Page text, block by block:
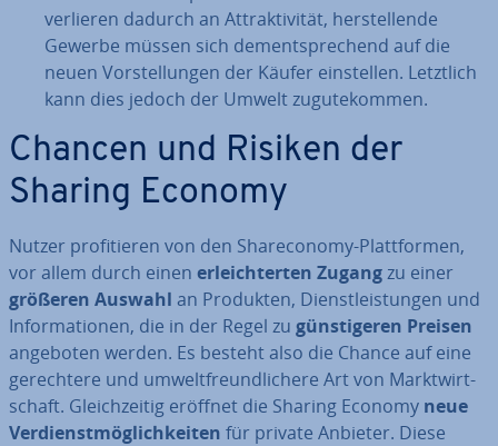
verlieren dadurch an At­trak­ti­vi­tät, her­stel­len­de
Gewerbe müssen sich dem­entspre­chend auf die
neuen Vor­stel­lun­gen der Käufer ein­stel­len. Letztlich
kann dies jedoch der Umwelt zu­gu­te­kom­men.
Chancen und Risiken der
Sharing Economy
Nutzer pro­fi­tie­ren von den Share­co­no­my-Platt­for­men,
vor allem durch einen er­leich­ter­ten Zugangzu einer
größeren Auswahl an Produkten, Dienst­leis­tun­gen und
In­for­ma­tio­nen, die in der Regel zu güns­ti­ge­ren Preisen
angeboten werden. Es besteht also die Chance auf eine
ge­rech­te­re und um­welt­freund­li­che­re Art von Markt­wirt­
schaft. Gleich­zei­tig eröffnet die Sharing Economy neue
Ver­dienst­mög­lich­kei­ten für private Anbieter. Diese